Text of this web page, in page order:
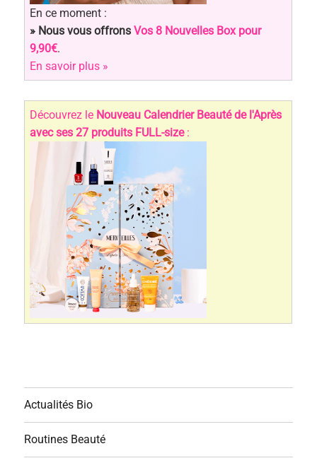
En ce moment :
» Nous vous offronsVos 8 Nouvelles Box pour
9,90€.
En savoir plus »
Découvrez le Nouveau Calendrier Beauté de l'Après
avec ses 27 produits FULL-size:
Actualités Bio
Routines Beauté